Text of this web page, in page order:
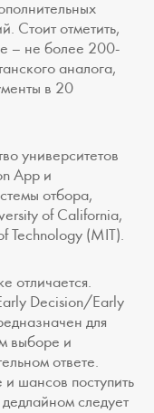
Стоит отметить,
– не более 200-
аналога,
в 20
университетов
App и
отбора,
of California,
Technology (MIT).
отличается.
Decision/Early
для
выборе и
ответе.
шансов поступить
следует